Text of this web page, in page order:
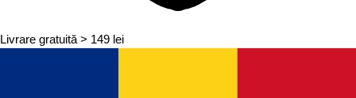
Livrare gratuită > 149 lei